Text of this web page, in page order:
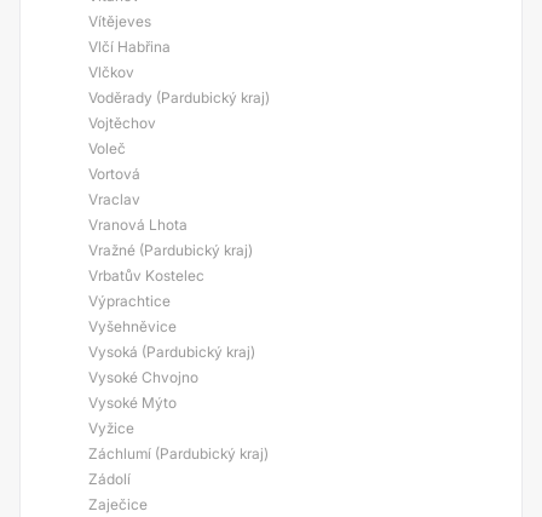
Vítějeves
Vlčí Habřina
Vlčkov
Voděrady (Pardubický kraj)
Vojtěchov
Voleč
Vortová
Vraclav
Vranová Lhota
Vražné (Pardubický kraj)
Vrbatův Kostelec
Výprachtice
Vyšehněvice
Vysoká (Pardubický kraj)
Vysoké Chvojno
Vysoké Mýto
Vyžice
Záchlumí (Pardubický kraj)
Zádolí
Zaječice